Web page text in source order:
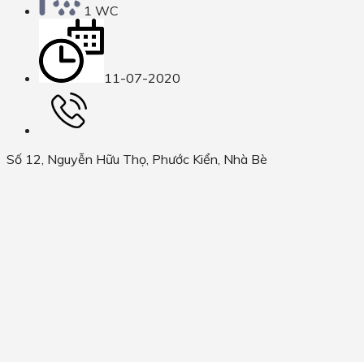
1 WC
11-07-2020
Số 12, Nguyễn Hữu Thọ, Phước Kiển, Nhà Bè